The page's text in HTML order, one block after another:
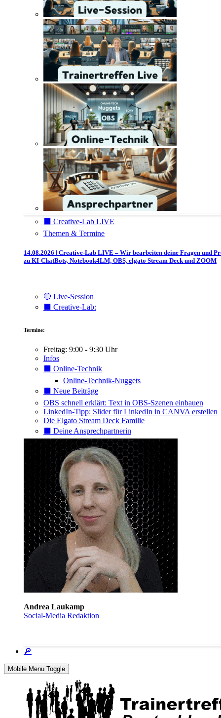
⬛️ Creative-Lab LIVE
Themen & Termine
14.08.2026 | Creative-Lab LIVE – Wir bearbeiten deine Fragen und
zu KI-ChatBots, Notebook4LM, OBS, elgato Stream Deck und ZOOM
🔴 Live-Session
⬛️ Creative-Lab:
Termine:
Freitag: 9:00 - 9:30 Uhr
Infos
⬛️ Online-Technik
Online-Technik-Nuggets
⬛️ Neue Beiträge
OBS schnell erklärt: Text in OBS-Szenen einbauen
LinkedIn-Tipp: Slider für LinkedIn in CANVA erstellen
Die Elgato Stream Deck Familie
⬛️ Deine Ansprechpartnerin
Andrea Laukamp
Social-Media Redaktion
🔎
Mobile Menu Toggle